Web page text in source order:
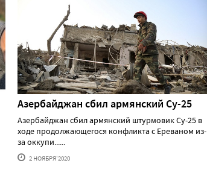
Азербайджан сбил армянский Су-25
Азербайджан сбил армянский штурмовик Су-25 в
ходе продолжающегося конфликта с Ереваном из-
за оккупи......
2 НОЯБРЯ'2020